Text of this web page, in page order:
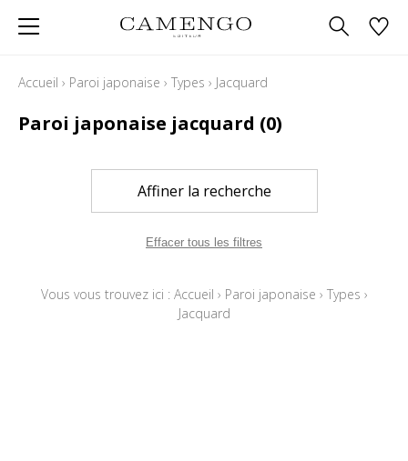
Accueil › Paroi japonaise › Types › Jacquard
Paroi japonaise jacquard (0)
Affiner la recherche
Effacer tous les filtres
Vous vous trouvez ici : Accueil › Paroi japonaise › Types ›
Jacquard